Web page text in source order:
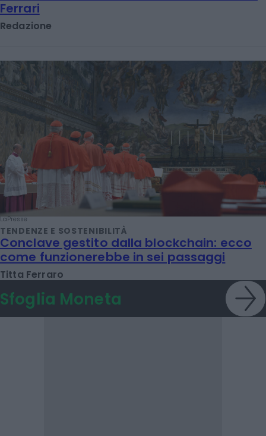
Ferrari
Redazione
LaPresse
TENDENZE E SOSTENIBILITÀ
Conclave gestito dalla blockchain: ecco
come funzionerebbe in sei passaggi
Titta Ferraro
Sfoglia Moneta